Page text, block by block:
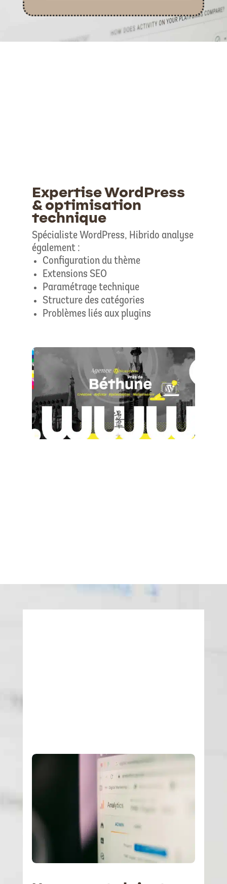
Expertise WordPress
& optimisation
technique
Spécialiste WordPress, Hibrido analyse
également :
Configuration du thème
Extensions SEO
Paramétrage technique
Structure des catégories
Problèmes liés aux plugins